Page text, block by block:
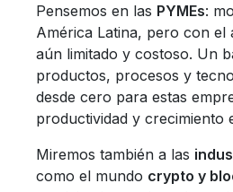
Pensemos en las PYMEs:
América Latina, pero con el
aún limitado y costoso. Un
productos, procesos y
desde cero para estas
productividad y crecimiento
Miremos también a las
como el mundo crypto y